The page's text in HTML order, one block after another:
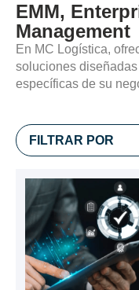
EMM,
Management
En MC Logística,
soluciones
específicas de su
FILTRAR POR